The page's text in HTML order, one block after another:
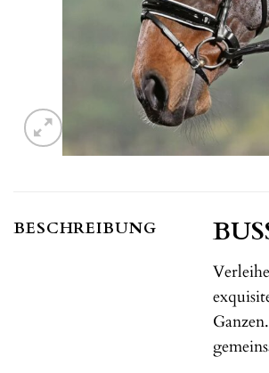
BESCHREIBUNG